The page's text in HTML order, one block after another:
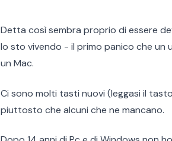
Detta così sembra proprio di essere
lo sto vivendo - il primo panico che un
un Mac.
Ci sono molti tasti nuovi (leggasi il
piuttosto che alcuni che ne mancano.